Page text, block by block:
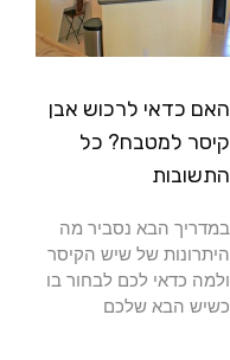
האם כדאי לרכוש אבן
קיסר למטבח? כל
התשובות
במדריך הבא נסביר מה
היתרונות של שיש הקיסר
ולמה כדאי לכם לבחור בו
כשיש הבא שלכם